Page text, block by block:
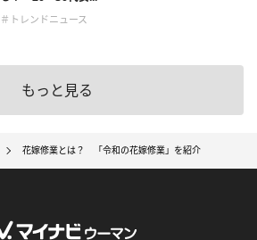
＃トレンドニュース
もっと見る
花嫁修業とは？ 「令和の花嫁修業」を紹介